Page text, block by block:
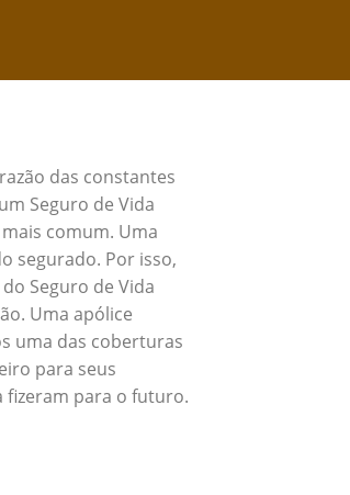
das constantes
Seguro de Vida
comum. Uma
segurado. Por isso,
Seguro de Vida
Uma apólice
uma das coberturas
para seus
fizeram para o futuro.